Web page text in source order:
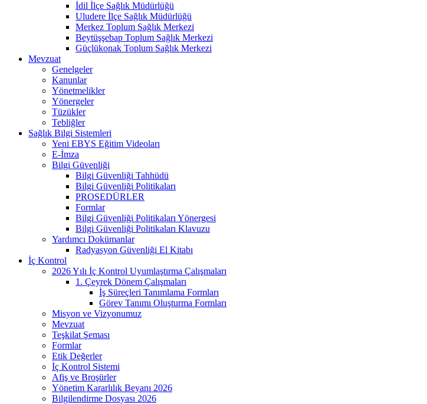
İdil İlçe Sağlık Müdürlüğü
Uludere İlçe Sağlık Müdürlüğü
Merkez Toplum Sağlık Merkezi
Beytüşşebap Toplum Sağlık Merkezi
Güçlükonak Toplum Sağlık Merkezi
Mevzuat
Genelgeler
Kanunlar
Yönetmelikler
Yönergeler
Tüzükler
Tebliğler
Sağlık Bilgi Sistemleri
Yeni EBYS Eğitim Videoları
E-İmza
Bilgi Güvenliği
Bilgi Güvenliği Tahhüdü
Bilgi Güvenliği Politikaları
PROSEDÜRLER
Formlar
Bilgi Güvenliği Politikaları Yönergesi
Bilgi Güvenliği Politikaları Klavuzu
Yardımcı Dokümanlar
Radyasyon Güvenliği El Kitabı
İç Kontrol
2026 Yılı İç Kontrol Uyumlaştırma Çalışmaları
1. Çeyrek Dönem Çalışmaları
İş Süreçleri Tanımlama Formları
Görev Tanımı Oluşturma Formları
Misyon ve Vizyonumuz
Mevzuat
Teşkilat Şeması
Formlar
Etik Değerler
İç Kontrol Sistemi
Afiş ve Broşürler
Yönetim Kararlılık Beyanı 2026
Bilgilendirme Dosyası 2026